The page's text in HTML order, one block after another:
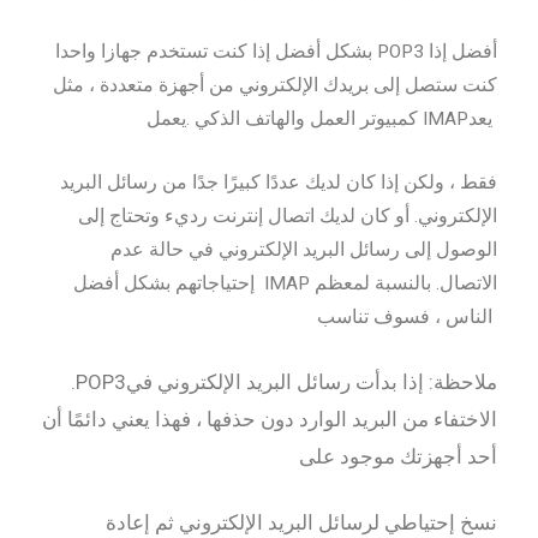
كنت ستصل إلى بريدك الإلكتروني من أجهزة متعددة ، مثل
الإلكتروني. أو كان لديك اتصال إنترنت رديء وتحتاج إلى
الوصول إلى رسائل البريد الإلكتروني في حالة عدم
إحتياجاتهم بشكل أفضل IMAP الاتصال. بالنسبة لمعظم
.POP3ملاحظة: إذا بدأت رسائل البريد الإلكتروني في
الاختفاء من البريد الوارد دون حذفها ، فهذا يعني دائمًا أن
أحد أجهزتك موجود على
نسخ إحتياطي لرسائل البريد الإلكتروني ثم إعادة